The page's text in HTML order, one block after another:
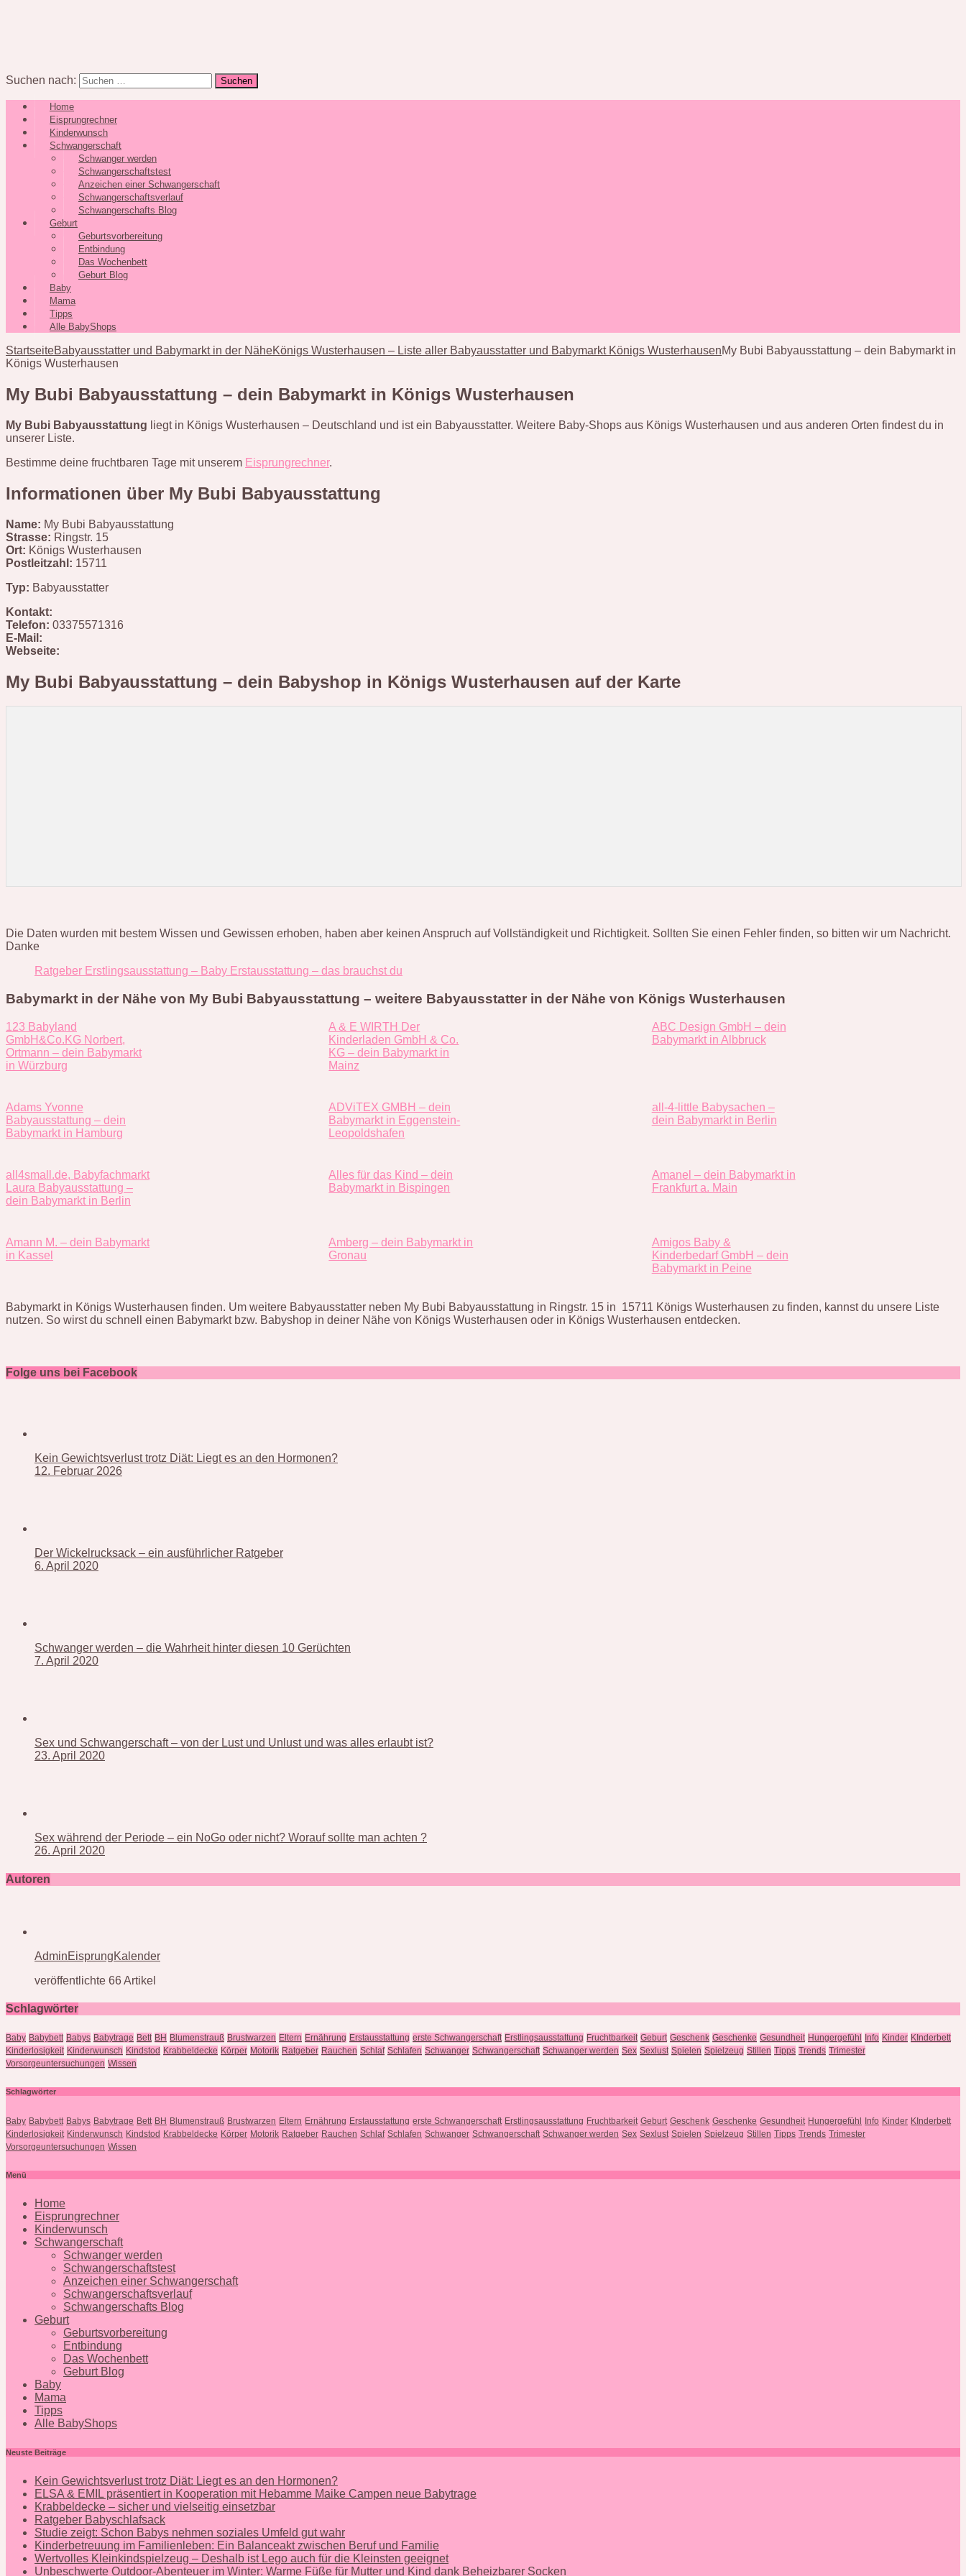
Suchen nach:
Home
Eisprungrechner
Kinderwunsch
Schwangerschaft
Schwanger werden
Schwangerschaftstest
Anzeichen einer Schwangerschaft
Schwangerschaftsverlauf
Schwangerschafts Blog
Geburt
Geburtsvorbereitung
Entbindung
Das Wochenbett
Geburt Blog
Baby
Mama
Tipps
Alle BabyShops
StartseiteBabyausstatter und Babymarkt in der NäheKönigs Wusterhausen – Liste aller Babyausstatter und Babymarkt Königs WusterhausenMy Bubi Babyausstattung – dein Babymarkt in
Königs Wusterhausen
My Bubi Babyausstattung – dein Babymarkt in Königs Wusterhausen
My Bubi Babyausstattung liegt in Königs Wusterhausen – Deutschland und ist ein Babyausstatter. Weitere Baby-Shops aus Königs Wusterhausen und aus anderen Orten findest du in
unserer Liste.
Bestimme deine fruchtbaren Tage mit unserem Eisprungrechner.
Informationen über My Bubi Babyausstattung
Name: My Bubi Babyausstattung
Strasse: Ringstr. 15
Ort: Königs Wusterhausen
Postleitzahl: 15711
Typ: Babyausstatter
Kontakt:
Telefon: 03375571316
E-Mail:
Webseite:
My Bubi Babyausstattung – dein Babyshop in Königs Wusterhausen auf der Karte
Die Daten wurden mit bestem Wissen und Gewissen erhoben, haben aber keinen Anspruch auf Vollständigkeit und Richtigkeit. Sollten Sie einen Fehler finden, so bitten wir um Nachricht.
Danke
Ratgeber Erstlingsausstattung – Baby Erstausstattung – das brauchst du
Babymarkt in der Nähe von My Bubi Babyausstattung – weitere Babyausstatter in der Nähe von Königs Wusterhausen
123 Babyland
GmbH&Co.KG Norbert,
Ortmann – dein Babymarkt
in Würzburg
A & E WIRTH Der
Kinderladen GmbH & Co.
KG – dein Babymarkt in
Mainz
ABC Design GmbH – dein
Babymarkt in Albbruck
Adams Yvonne
Babyausstattung – dein
Babymarkt in Hamburg
ADViTEX GMBH – dein
Babymarkt in Eggenstein-
Leopoldshafen
all-4-little Babysachen –
dein Babymarkt in Berlin
all4small.de, Babyfachmarkt
Laura Babyausstattung –
dein Babymarkt in Berlin
Alles für das Kind – dein
Babymarkt in Bispingen
Amanel – dein Babymarkt in
Frankfurt a. Main
Amann M. – dein Babymarkt
in Kassel
Amberg – dein Babymarkt in
Gronau
Amigos Baby &
Kinderbedarf GmbH – dein
Babymarkt in Peine
Babymarkt in Königs Wusterhausen finden. Um weitere Babyausstatter neben My Bubi Babyausstattung in Ringstr. 15 in 15711 Königs Wusterhausen zu finden, kannst du unsere Liste
nutzen. So wirst du schnell einen Babymarkt bzw. Babyshop in deiner Nähe von Königs Wusterhausen oder in Königs Wusterhausen entdecken.
Folge uns bei Facebook
Kein Gewichtsverlust trotz Diät: Liegt es an den Hormonen?
12. Februar 2026
Der Wickelrucksack – ein ausführlicher Ratgeber
6. April 2020
Schwanger werden – die Wahrheit hinter diesen 10 Gerüchten
7. April 2020
Sex und Schwangerschaft – von der Lust und Unlust und was alles erlaubt ist?
23. April 2020
Sex während der Periode – ein NoGo oder nicht? Worauf sollte man achten ?
26. April 2020
Autoren
AdminEisprungKalender
veröffentlichte 66 Artikel
Schlagwörter
Baby Babybett Babys Babytrage Bett BH Blumenstrauß Brustwarzen Eltern Ernährung Erstausstattung erste Schwangerschaft Erstlingsausstattung Fruchtbarkeit Geburt Geschenk Geschenke Gesundheit Hungergefühl Info Kinder KInderbett
Kinderlosigkeit Kinderwunsch Kindstod Krabbeldecke Körper Motorik Ratgeber Rauchen Schlaf Schlafen Schwanger Schwangerschaft Schwanger werden Sex Sexlust Spielen Spielzeug Stillen Tipps Trends Trimester
Vorsorgeuntersuchungen Wissen
Schlagwörter
Baby Babybett Babys Babytrage Bett BH Blumenstrauß Brustwarzen Eltern Ernährung Erstausstattung erste Schwangerschaft Erstlingsausstattung Fruchtbarkeit Geburt Geschenk Geschenke Gesundheit Hungergefühl Info Kinder KInderbett
Kinderlosigkeit Kinderwunsch Kindstod Krabbeldecke Körper Motorik Ratgeber Rauchen Schlaf Schlafen Schwanger Schwangerschaft Schwanger werden Sex Sexlust Spielen Spielzeug Stillen Tipps Trends Trimester
Vorsorgeuntersuchungen Wissen
Menü
Home
Eisprungrechner
Kinderwunsch
Schwangerschaft
Schwanger werden
Schwangerschaftstest
Anzeichen einer Schwangerschaft
Schwangerschaftsverlauf
Schwangerschafts Blog
Geburt
Geburtsvorbereitung
Entbindung
Das Wochenbett
Geburt Blog
Baby
Mama
Tipps
Alle BabyShops
Neuste Beiträge
Kein Gewichtsverlust trotz Diät: Liegt es an den Hormonen?
ELSA & EMIL präsentiert in Kooperation mit Hebamme Maike Campen neue Babytrage
Krabbeldecke – sicher und vielseitig einsetzbar
Ratgeber Babyschlafsack
Studie zeigt: Schon Babys nehmen soziales Umfeld gut wahr
Kinderbetreuung im Familienleben: Ein Balanceakt zwischen Beruf und Familie
Wertvolles Kleinkindspielzeug – Deshalb ist Lego auch für die Kleinsten geeignet
Unbeschwerte Outdoor-Abenteuer im Winter: Warme Füße für Mutter und Kind dank Beheizbarer Socken